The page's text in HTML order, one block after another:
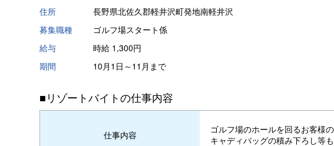
住所
長野県北佐久郡軽井沢町発地南軽井沢
募集職種
ゴルフ場スタート係
給与
時給 1,300円
期間
10月1日～11月まで
■リゾートバイトの仕事内容
仕事内容
ゴルフ場のホールを回るお客様
キャディバッグの積み下ろし等も